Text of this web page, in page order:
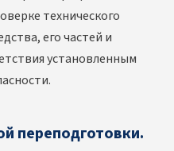
технического
его частей и
установленным
переподготовки.